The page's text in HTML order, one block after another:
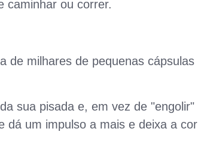
caminhar ou correr.
de milhares de pequenas cápsulas
sua pisada e, em vez de "engolir"
dá um impulso a mais e deixa a